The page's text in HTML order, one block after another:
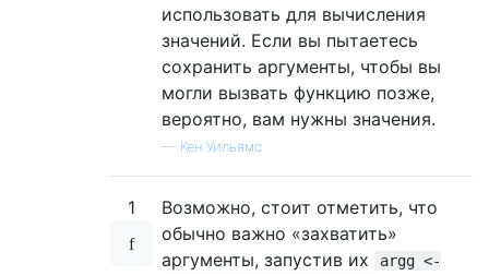
использовать для вычисления
значений. Если вы пытаетесь
сохранить аргументы, чтобы вы
могли вызвать функцию позже,
вероятно, вам нужны значения.
— Кен Уильямс
1
Возможно, стоит отметить, что
обычно важно «захватить»
аргументы, запустив их
argg <-